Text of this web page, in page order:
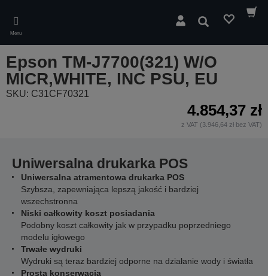
main
content
Menu
Wyszukaj
Epson TM-J7700(321) W/O
MICR,WHITE, INC PSU, EU
SKU: C31CF70321
4.854,37 zł
z VAT (3.946,64 zł bez VAT)
Uniwersalna drukarka POS
Uniwersalna atramentowa drukarka POS
Szybsza, zapewniająca lepszą jakość i bardziej
wszechstronna
Niski całkowity koszt posiadania
Podobny koszt całkowity jak w przypadku poprzedniego
modelu igłowego
Trwałe wydruki
Wydruki są teraz bardziej odporne na działanie wody i światła
Prosta konserwacja